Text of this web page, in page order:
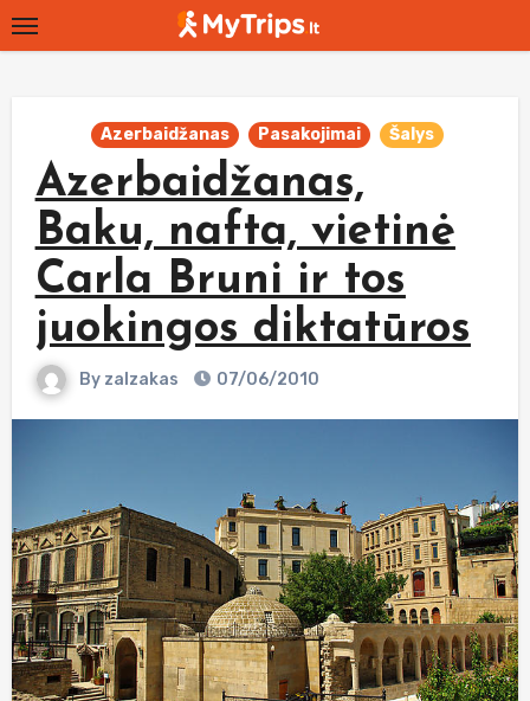
Skip
to
Azerbaidžanas Pasakojimai Šalys
Azerbaidžanas,
Baku, nafta, vietinė
Carla Bruni ir tos
juokingos diktatūros
By zalzakas 07/06/2010